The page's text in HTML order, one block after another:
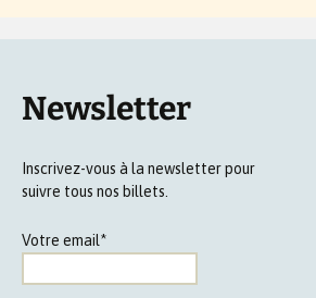
Newsletter
Inscrivez-vous à la newsletter pour
suivre tous nos billets.
Votre email*